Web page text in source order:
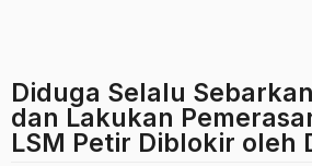
Diduga Selalu
dan Lakukan
LSM Petir Diblokir oleh